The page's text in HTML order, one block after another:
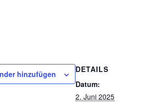
hinzufügen
DETAILS
Datum:
2. Juni 2025